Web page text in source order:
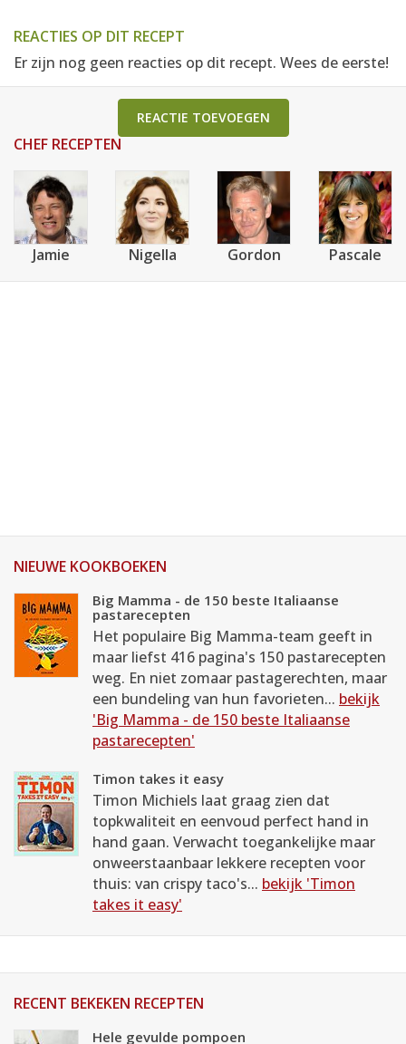
REACTIES OP DIT RECEPT
Er zijn nog geen reacties op dit recept. Wees de eerste!
REACTIE TOEVOEGEN
CHEF RECEPTEN
Jamie Nigella Gordon Pascale
NIEUWE KOOKBOEKEN
Big Mamma - de 150 beste Italiaanse
pastarecepten
Het populaire Big Mamma-team geeft in
maar liefst 416 pagina's 150 pastarecepten
weg. En niet zomaar pastagerechten, maar
een bundeling van hun favorieten... bekijk
'Big Mamma - de 150 beste Italiaanse
pastarecepten'
Timon takes it easy
Timon Michiels laat graag zien dat
topkwaliteit en eenvoud perfect hand in
hand gaan. Verwacht toegankelijke maar
onweerstaanbaar lekkere recepten voor
thuis: van crispy taco's... bekijk 'Timon
takes it easy'
RECENT BEKEKEN RECEPTEN
Hele gevulde pompoen